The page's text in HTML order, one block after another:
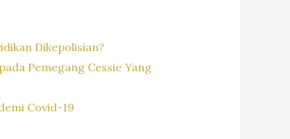
Dikepolisian?
Pemegang Cessie Yang
Covid-19